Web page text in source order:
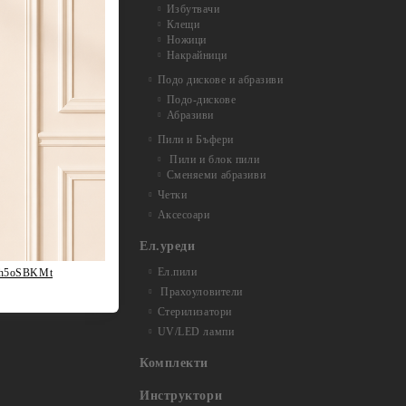
Избутвачи
Клещи
Ножици
Накрайници
Подо дискове и абразиви
Подо-дискове
Абразиви
Пили и Бъфери
Пили и блок пили
Сменяеми абразиви
Четки
Аксесоари
Ел.уреди
Ел.пили
Прахоуловители
Стерилизатори
UV/LED лампи
Комплекти
Инструктори